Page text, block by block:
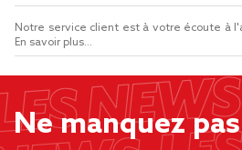
Notre service client est à votre écoute à
En savoir plus...
Ne manquez